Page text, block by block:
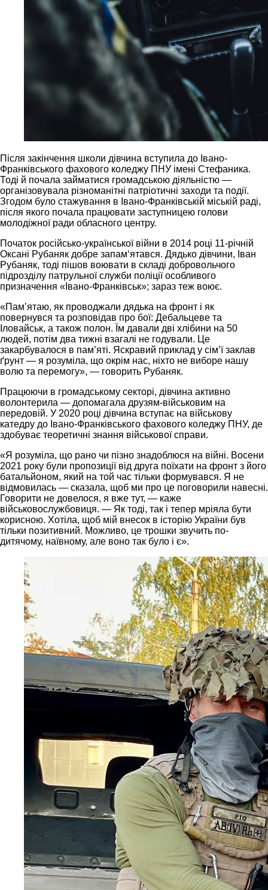
Після закінчення школи дівчина вступила до Івано-
Франківського фахового коледжу ПНУ імені Стефаника.
Тоді й почала займатися громадською діяльністю —
організовувала різноманітні патріотичні заходи та події.
Згодом було стажування в Івано-Франківській міській раді,
після якого почала працювати заступницею голови
молодіжної ради обласного центру.
Початок російсько-української війни в 2014 році 11-річній
Оксані Рубаняк добре запам‘ятався. Дядько дівчини, Іван
Рубаняк, тоді пішов воювати в складі добровольчого
підрозділу патрульної служби поліції особливого
призначення «Івано-Франківськ»; зараз теж воює.
«Пам’ятаю, як проводжали дядька на фронт і як
повернувся та розповідав про бої: Дебальцеве та
Іловайськ, а також полон. Їм давали дві хлібини на 50
людей, потім два тижні взагалі не годували. Це
закарбувалося в пам’яті. Яскравий приклад у сім’ї заклав
ґрунт — я розуміла, що окрім нас, ніхто не виборе нашу
волю та перемогу», — говорить Рубаняк.
Працюючи в громадському секторі, дівчина активно
волонтерила — допомагала друзям-військовим на
передовій. У 2020 році дівчина вступає на військову
катедру до Івано-Франківського фахового коледжу ПНУ, де
здобуває теоретичні знання військової справи.
«Я розуміла, що рано чи пізно знадоблюся на війні. Восени
2021 року були пропозиції від друга поїхати на фронт з його
батальйоном, який на той час тільки формувався. Я не
відмовилась — сказала, щоб ми про це поговорили навесні.
Говорити не довелося, я вже тут, — каже
військовослужбовиця. — Як тоді, так і тепер мріяла бути
корисною. Хотіла, щоб мій внесок в історію України був
тільки позитивний. Можливо, це трошки звучить по-
дитячому, наївному, але воно так було і є».